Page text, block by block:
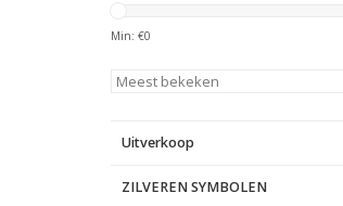
Min: €0
Uitverkoop
ZILVEREN SYMBOLEN